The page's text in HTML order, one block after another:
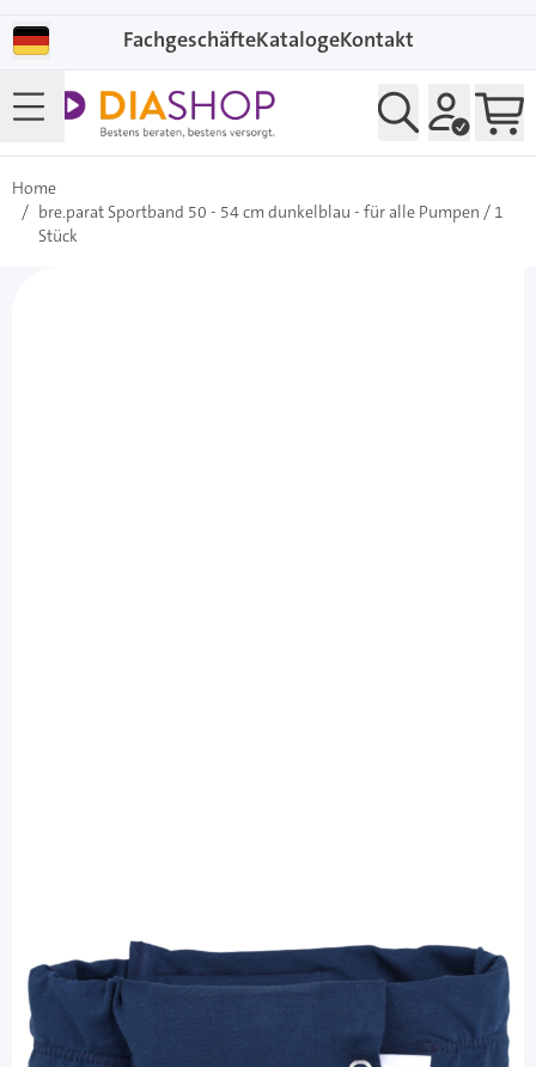
FachgeschäfteKatalogeKontakt
Home
/ bre.parat Sportband 50 - 54 cm dunkelblau - für alle Pumpen / 1
Stück
Lieferzeit 3-7 Werktage
Mehr über das Produkt